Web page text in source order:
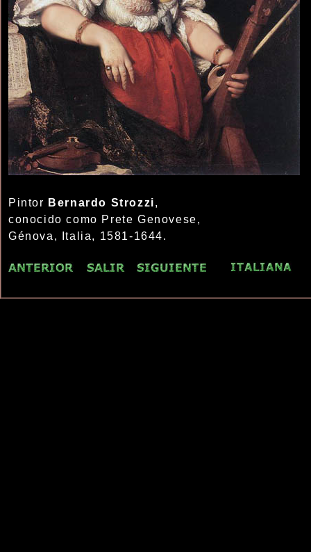
Pintor Bernardo Strozzi,
conocido como Prete Genovese,
Génova, Italia, 1581-1644.